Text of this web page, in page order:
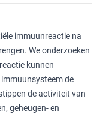
immuunreactie na
We onderzoeken
kunnen
de
de activiteit van
geheugen- en